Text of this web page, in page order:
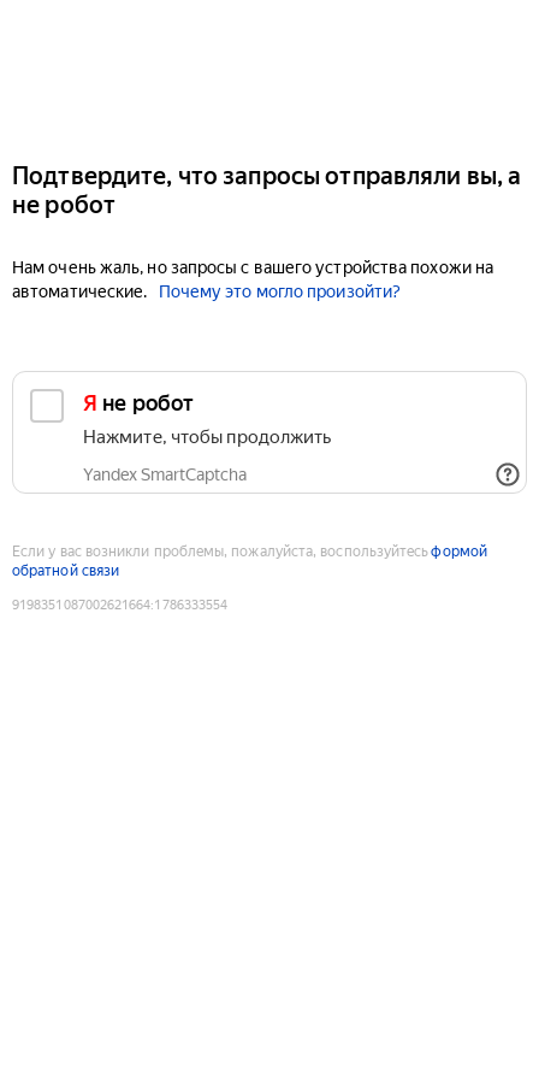
Подтвердите, что запросы отправляли вы, а
не робот
Нам очень жаль, но запросы с вашего устройства похожи на
автоматические.
Почему это могло произойти?
Я не робот
Нажмите, чтобы продолжить
Yandex SmartCaptcha
Если у вас возникли проблемы, пожалуйста, воспользуйтесьформой
обратной связи
9198351087002621664:1786333554